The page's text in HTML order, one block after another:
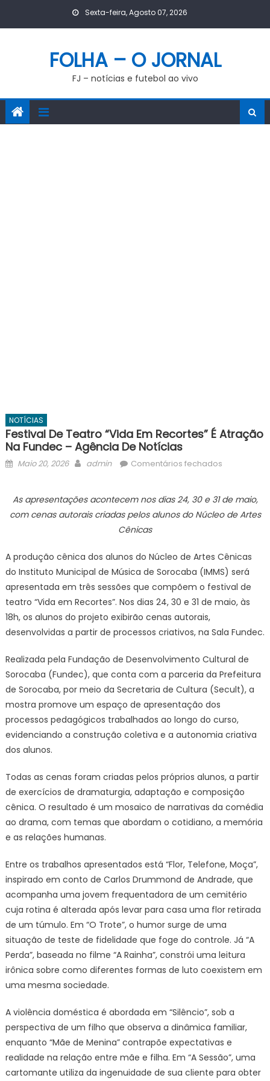
Sexta-feira, Agosto 07, 2026
FOLHA – O JORNAL
FJ – notícias e futebol ao vivo
NOTÍCIAS
Festival De Teatro “Vida Em Recortes” É Atração
Na Fundec – Agência De Notícias
Posted
Maio 20, 2026 Author
admin Comentários fechadosem
teatro
“Vida
é
atração
na
Fundec
Agência
Notícias
As apresentações acontecem nos dias 24, 30 e 31 de maio,
com cenas autorais criadas pelos alunos do Núcleo de Artes
Cênicas
A produção cênica dos alunos do Núcleo de Artes Cênicas
do Instituto Municipal de Música de Sorocaba (IMMS) será
apresentada em três sessões que compõem o festival de
teatro “Vida em Recortes”. Nos dias 24, 30 e 31 de maio, às
18h, os alunos do projeto exibirão cenas autorais,
desenvolvidas a partir de processos criativos, na Sala Fundec.
Realizada pela Fundação de Desenvolvimento Cultural de
Sorocaba (Fundec), que conta com a parceria da Prefeitura
de Sorocaba, por meio da Secretaria de Cultura (Secult), a
mostra promove um espaço de apresentação dos
processos pedagógicos trabalhados ao longo do curso,
evidenciando a construção coletiva e a autonomia criativa
dos alunos.
Todas as cenas foram criadas pelos próprios alunos, a partir
de exercícios de dramaturgia, adaptação e composição
cênica. O resultado é um mosaico de narrativas da comédia
ao drama, com temas que abordam o cotidiano, a memória
e as relações humanas.
Entre os trabalhos apresentados está “Flor, Telefone, Moça”,
inspirado em conto de Carlos Drummond de Andrade, que
acompanha uma jovem frequentadora de um cemitério
cuja rotina é alterada após levar para casa uma flor retirada
de um túmulo. Em “O Trote”, o humor surge de uma
situação de teste de fidelidade que foge do controle. Já “A
Perda”, baseada no filme “A Rainha”, constrói uma leitura
irônica sobre como diferentes formas de luto coexistem em
uma mesma sociedade.
A violência doméstica é abordada em “Silêncio”, sob a
perspectiva de um filho que observa a dinâmica familiar,
enquanto “Mãe de Menina” contrapõe expectativas e
realidade na relação entre mãe e filha. Em “A Sessão”, uma
cartomante utiliza da ingenuidade de sua cliente para obter